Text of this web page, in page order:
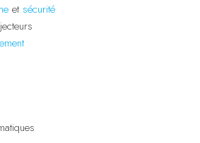
et sécurité